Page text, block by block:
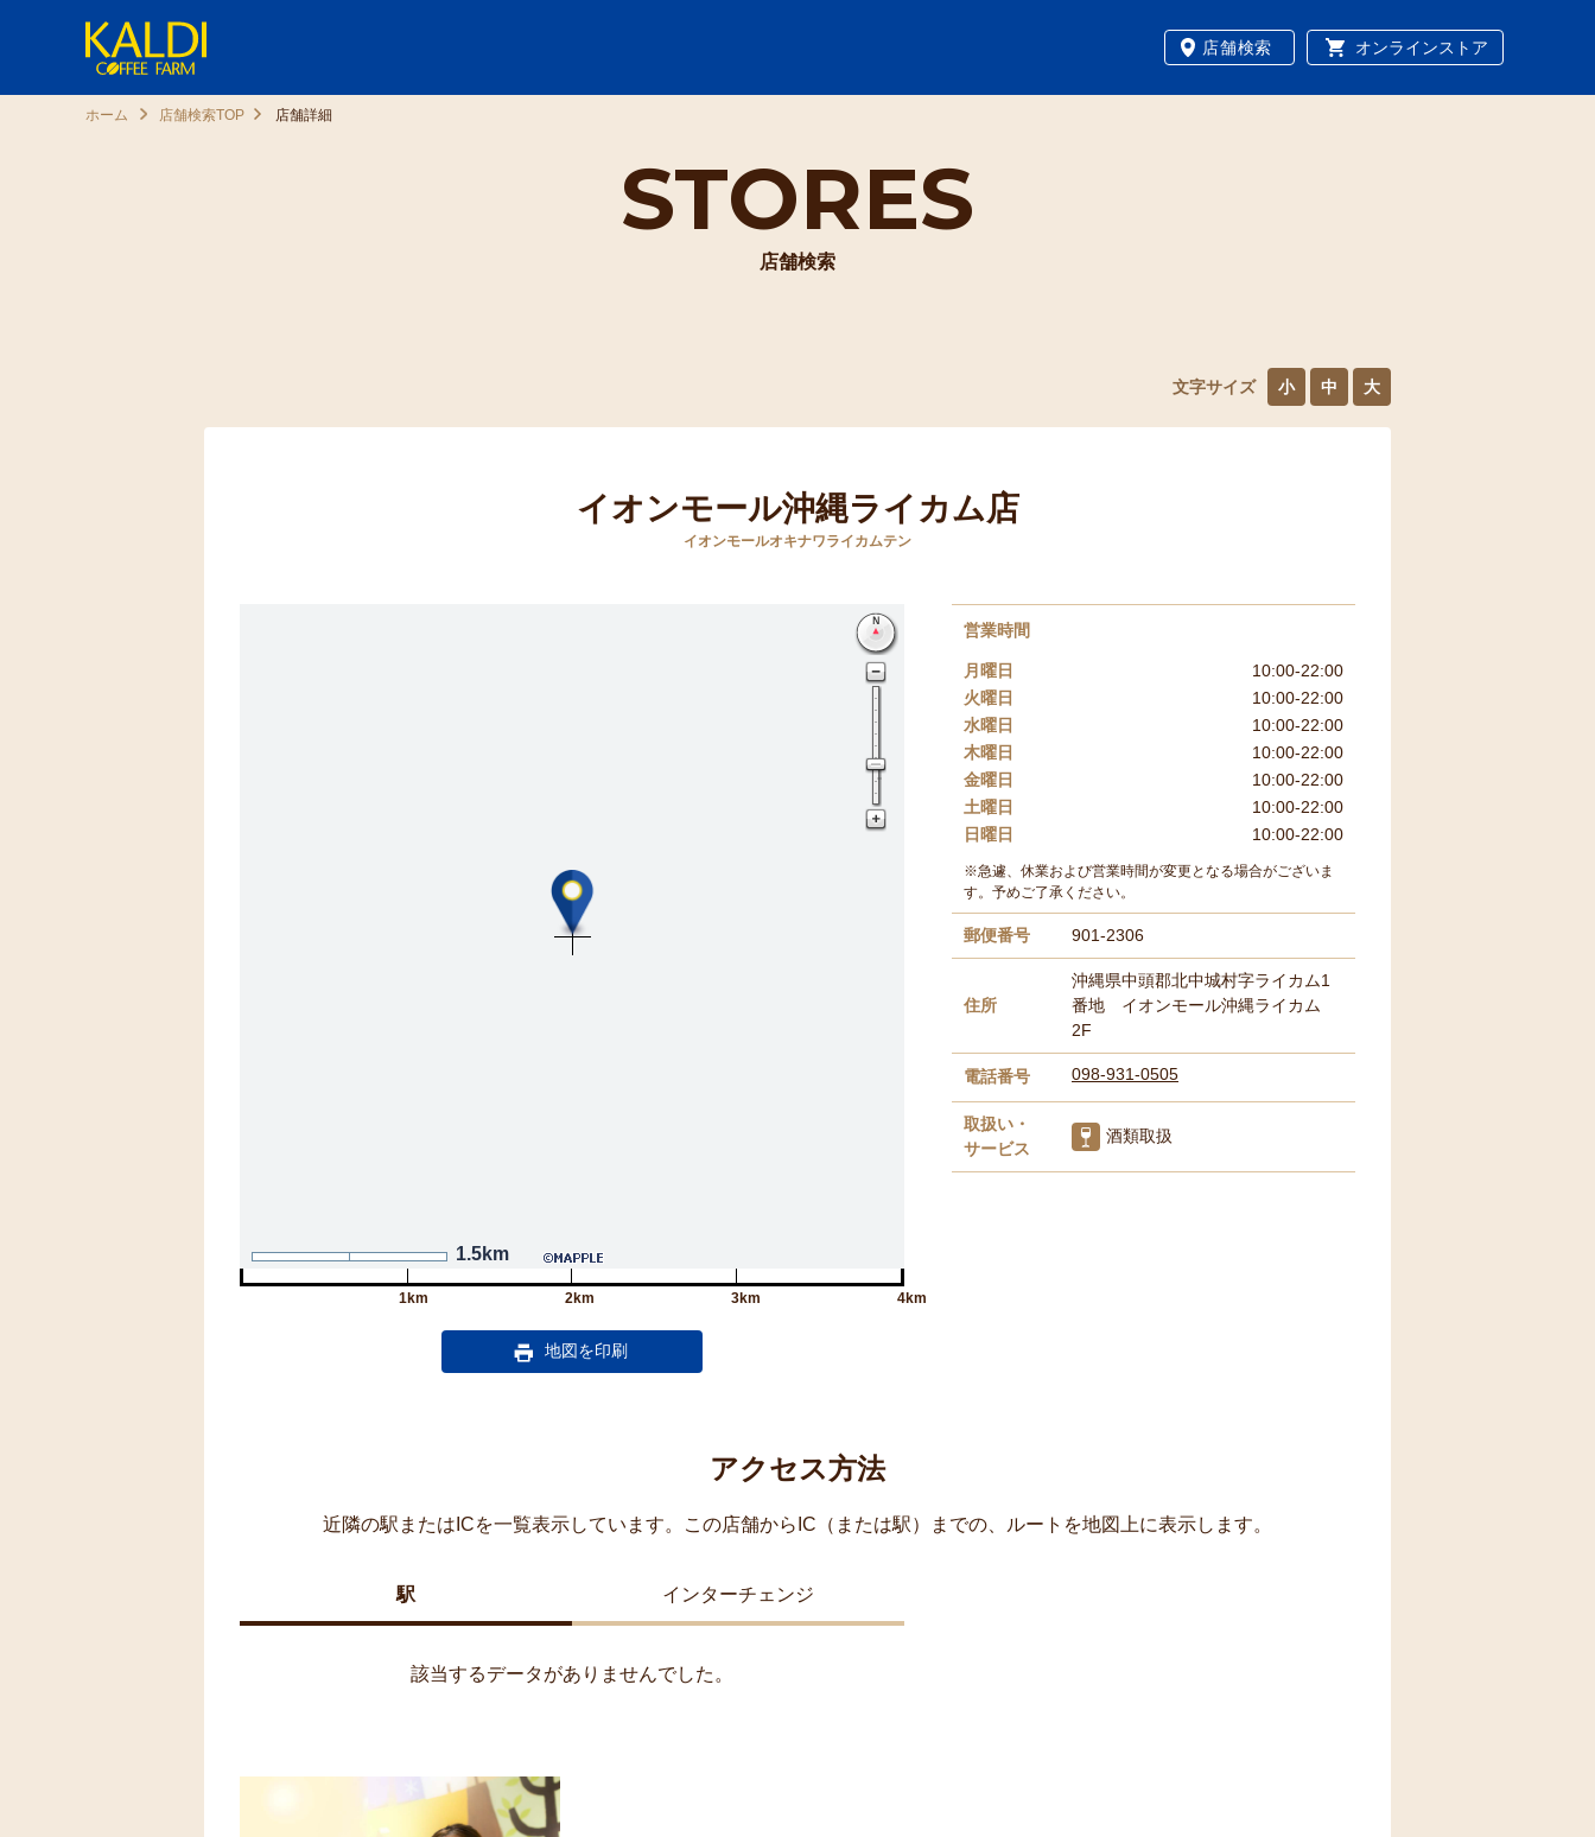
店舗検索 オンラインストア
STORES
店舗検索
ホーム 店舗検索TOP 店舗詳細
文字サイズ 小 中 大
イオンモール沖縄ライカム店
イオンモールオキナワライカムテン
1.5km
1km 2km 3km 4km
営業時間
月曜日
10:00-22:00
火曜日
10:00-22:00
水曜日
10:00-22:00
木曜日
10:00-22:00
金曜日
10:00-22:00
土曜日
10:00-22:00
日曜日
10:00-22:00
※急遽、休業および営業時間が変更となる場合がございま
す。予めご了承ください。
郵便番号 901-2306
住所
沖縄県中頭郡北中城村字ライカム1
番地 イオンモール沖縄ライカム
2F
電話番号 098-931-0505
取扱い・
サービス
酒類取扱
アクセス方法
近隣の駅またはICを一覧表示しています。この店舗からIC（または駅）までの、ルートを地図上に表示します。
駅 インターチェンジ
該当するデータがありませんでした。